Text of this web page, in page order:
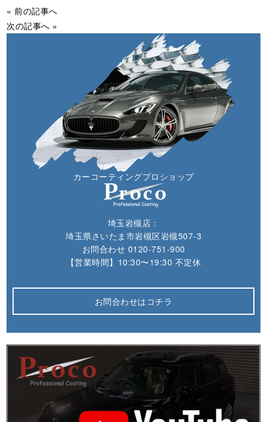
« 前の記事へ
次の記事へ »
カーコーティングプロショップ
埼玉岩槻店：
埼玉県さいたま市岩槻区岩槻507-3
お問合わせ 0120-751-900
【営業時間】10:30〜19:30 不定休
お問合わせはコチラ